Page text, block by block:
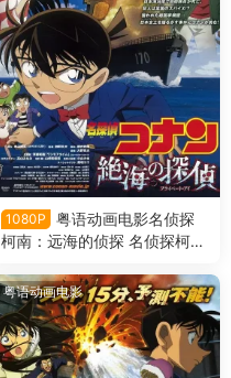
1080P
粤语动画电影名侦探
柯南：远海的侦探 名侦探柯南
版
粤语动画电影